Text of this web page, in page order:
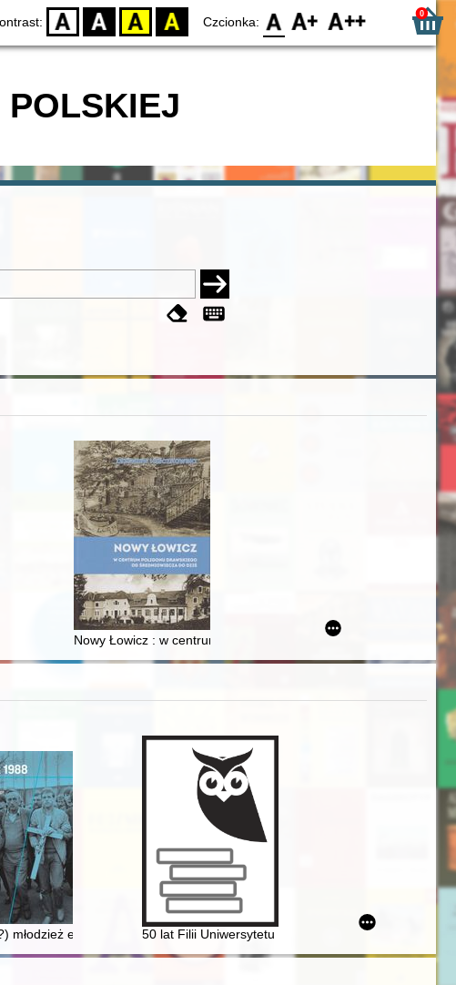
D BW YB BY Czcionka: F0 F1 F2 0
: prestiż finansowy i towarzyski lokalnego mieszczaństwa w 2. poł. XIX w
Nowy Łowicz : w centrum poligonu drawskiego od średniowiecza
past for the present times
"młodej" szkoły lwowskiej
młodzież ery atomowej : polskie nastolatki wobec przemian cywilizacyjnych
50 lat Filii Uniwersytetu Muzycznego Fryderyka